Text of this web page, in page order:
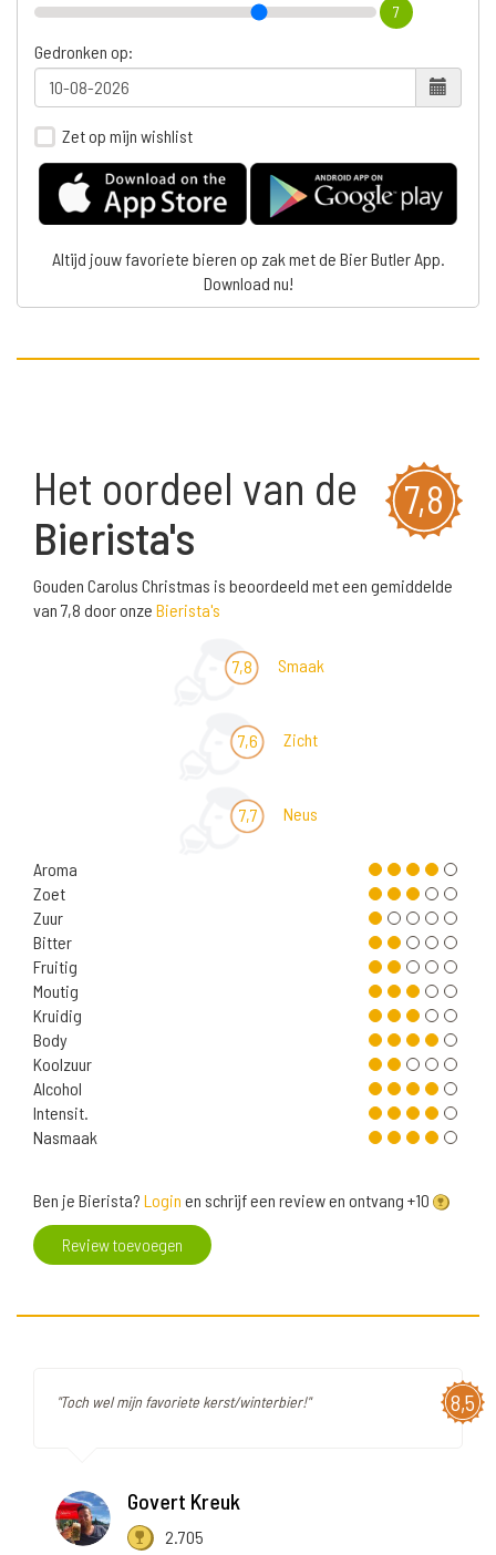
7
Gedronken op:
Zet op mijn wishlist
Altijd jouw favoriete bieren op zak met de Bier Butler App.
Download nu!
7,8
Het oordeel van de
Bierista's
Gouden Carolus Christmas is beoordeeld met een gemiddelde
van 7,8 door onze Bierista's
7,8 Smaak
7,6 Zicht
7,7 Neus
Aroma
Zoet
Zuur
Bitter
Fruitig
Moutig
Kruidig
Body
Koolzuur
Alcohol
Intensit.
Nasmaak
Ben je Bierista? Login en schrijf een review en ontvang +10
Review toevoegen
8,5
"Toch wel mijn favoriete kerst/winterbier!"
Govert Kreuk
2.705